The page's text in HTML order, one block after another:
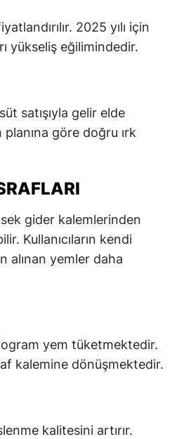
2025 yılı için
yükseliş eğilimindedir.
satışıyla gelir elde
planına göre doğru ırk
gider kalemlerinden
Kullanıcıların kendi
alınan yemler daha
yem tüketmektedir.
kalemine dönüşmektedir.
kalitesini artırır.